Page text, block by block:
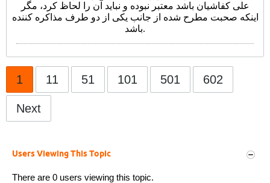
علی کفاشیان باشد معتبر نبوده و نباید آن را لحاظ کرد، مگر
اینکه صحبت مطرح شده از جانب یکی از دو طرف مذاکره کننده
باشد.
1 11 51 101 501 602
Next
Users Viewing This Topic
There are 0 users viewing this topic.